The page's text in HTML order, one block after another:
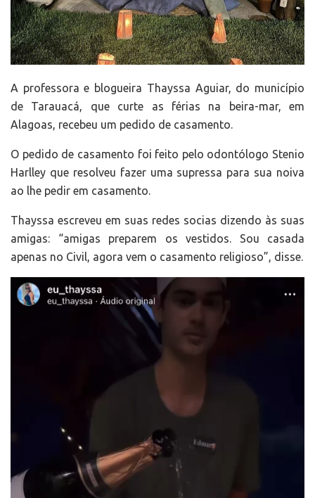
A professora e blogueira Thayssa Aguiar, do município
de Tarauacá, que curte as férias na beira-mar, em
Alagoas, recebeu um pedido de casamento.
O pedido de casamento foi feito pelo odontólogo Stenio
Harlley que resolveu fazer uma supressa para sua noiva
ao lhe pedir em casamento.
Thayssa escreveu em suas redes socias dizendo às suas
amigas: “amigas preparem os vestidos. Sou casada
apenas no Civil, agora vem o casamento religioso”, disse.
Tocador
de